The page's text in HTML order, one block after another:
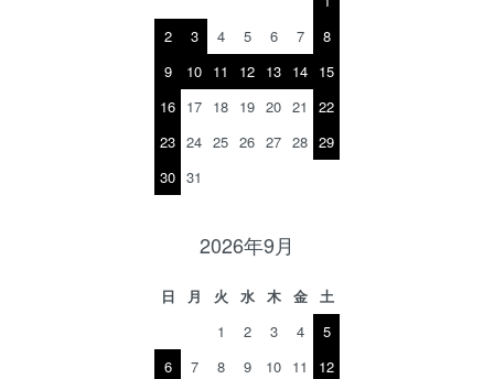
2
3 4 5 6 7
8
9
10 11 12 13 14 15
16 17 18 19 20 21
22
23 24 25 26 27 28 29
30 31
2026年9月
日 月 火 水 木 金
土
1
2 3 4
5
6
7 8 9 10 11
12